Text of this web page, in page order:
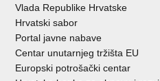
Vlada Republike Hrvatske
Hrvatski sabor
Portal javne nabave
Centar unutarnjeg tržišta EU
Europski potrošački centar